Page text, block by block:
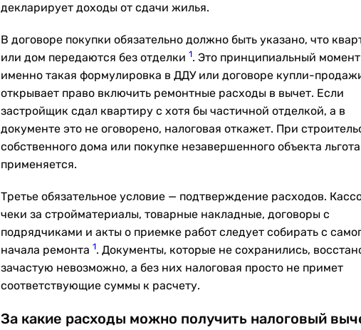
декларирует доходы от сдачи жилья.
В договоре покупки обязательно должно быть указано, что
или дом передаются без отделки 1. Это принципиальный
именно такая формулировка в ДДУ или договоре купли-
открывает право включить ремонтные расходы в вычет. Если
застройщик сдал квартиру с хотя бы частичной отделкой, а в
документе это не оговорено, налоговая откажет. При
собственного дома или покупке незавершенного объекта
применяется.
Третье обязательное условие — подтверждение расходов.
чеки за стройматериалы, товарные накладные, договоры с
подрядчиками и акты о приемке работ следует собирать с
начала ремонта 1. Документы, которые не сохранились,
зачастую невозможно, а без них налоговая просто не примет
соответствующие суммы к расчету.
За какие расходы можно получить налоговый